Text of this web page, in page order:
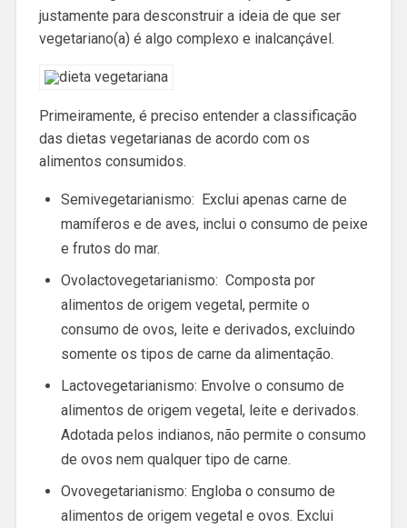
justamente para desconstruir a ideia de que ser
vegetariano(a) é algo complexo e inalcançável.
Primeiramente, é preciso entender a classificação
das dietas vegetarianas de acordo com os
alimentos consumidos.
Semivegetarianismo: Exclui apenas carne de
mamíferos e de aves, inclui o consumo de peixe
e frutos do mar.
Ovolactovegetarianismo: Composta por
alimentos de origem vegetal, permite o
consumo de ovos, leite e derivados, excluindo
somente os tipos de carne da alimentação.
Lactovegetarianismo: Envolve o consumo de
alimentos de origem vegetal, leite e derivados.
Adotada pelos indianos, não permite o consumo
de ovos nem qualquer tipo de carne.
Ovovegetarianismo: Engloba o consumo de
alimentos de origem vegetal e ovos. Exclui